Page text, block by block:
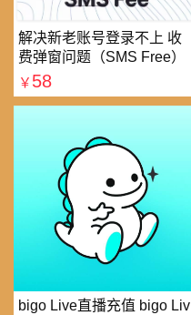
解决新老账号登录不上 收
费弹窗问题（SMS Free）
￥ 58
bigo Live直播充值 bigo Liv